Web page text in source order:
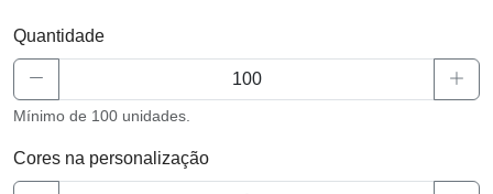
Quantidade
Mínimo de 100 unidades.
Cores na personalização